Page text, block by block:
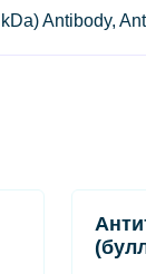
Antibody,